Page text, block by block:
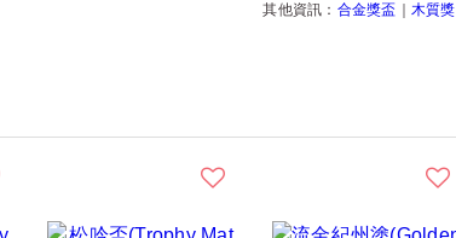
其他資訊： 合金獎盃 木質